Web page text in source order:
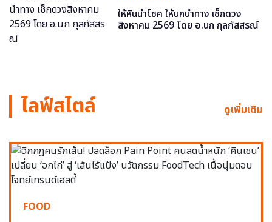
ให้หินนำโชค ให้นกนำทาง เช็กดวง
สิงหาคม 2569 โดย อ.นก กุลภัสสรณ์
ไลฟ์สไตล์ ดูเพิ่มเติม
FOOD